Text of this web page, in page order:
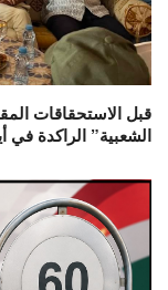
قبل الاستحقاقات
الشعبية” الراكدة في